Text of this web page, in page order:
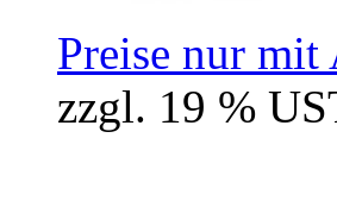
Preise nur mit
zzgl. 19 %